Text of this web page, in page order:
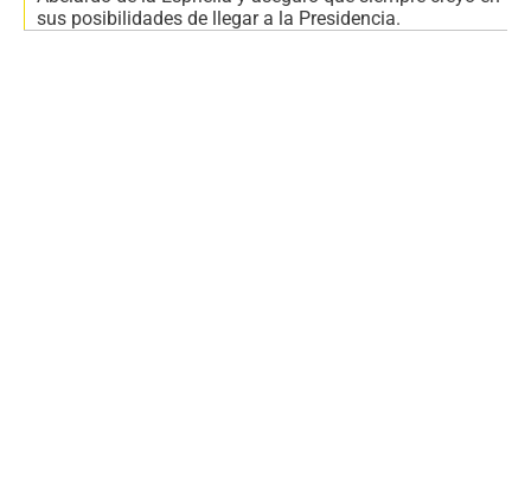
sus posibilidades de llegar a la Presidencia.